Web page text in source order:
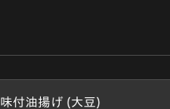
味付油揚げ (大豆)